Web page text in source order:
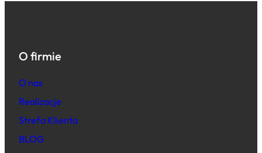
O firmie
O nas
Realizacje
Strefa Klienta
BLOG